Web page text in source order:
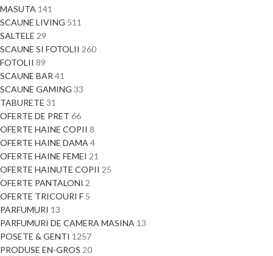
MASUTA 141
SCAUNE LIVING 511
SALTELE 29
SCAUNE SI FOTOLII 260
FOTOLII 89
SCAUNE BAR41
SCAUNE GAMING 33
TABURETE 31
OFERTE DE PRET 66
OFERTE HAINE COPII 8
OFERTE HAINE DAMA4
OFERTE HAINE FEMEI 21
OFERTE HAINUTE COPII 25
OFERTE PANTALONI 2
OFERTE TRICOURI F 5
PARFUMURI 13
PARFUMURI DE CAMERA MASINA 13
POSETE & GENTI 1257
PRODUSE EN-GROS 20